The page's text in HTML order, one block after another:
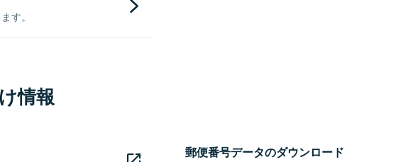
す。
情報
郵便番号データのダウンロード